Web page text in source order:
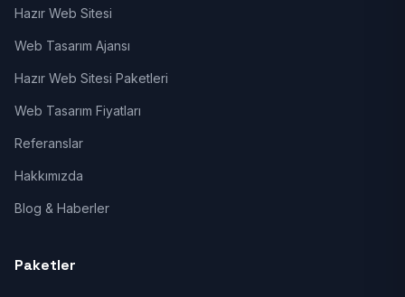
Hazır Web Sitesi
Web Tasarım Ajansı
Hazır Web Sitesi Paketleri
Web Tasarım Fiyatları
Referanslar
Hakkımızda
Blog & Haberler
Paketler